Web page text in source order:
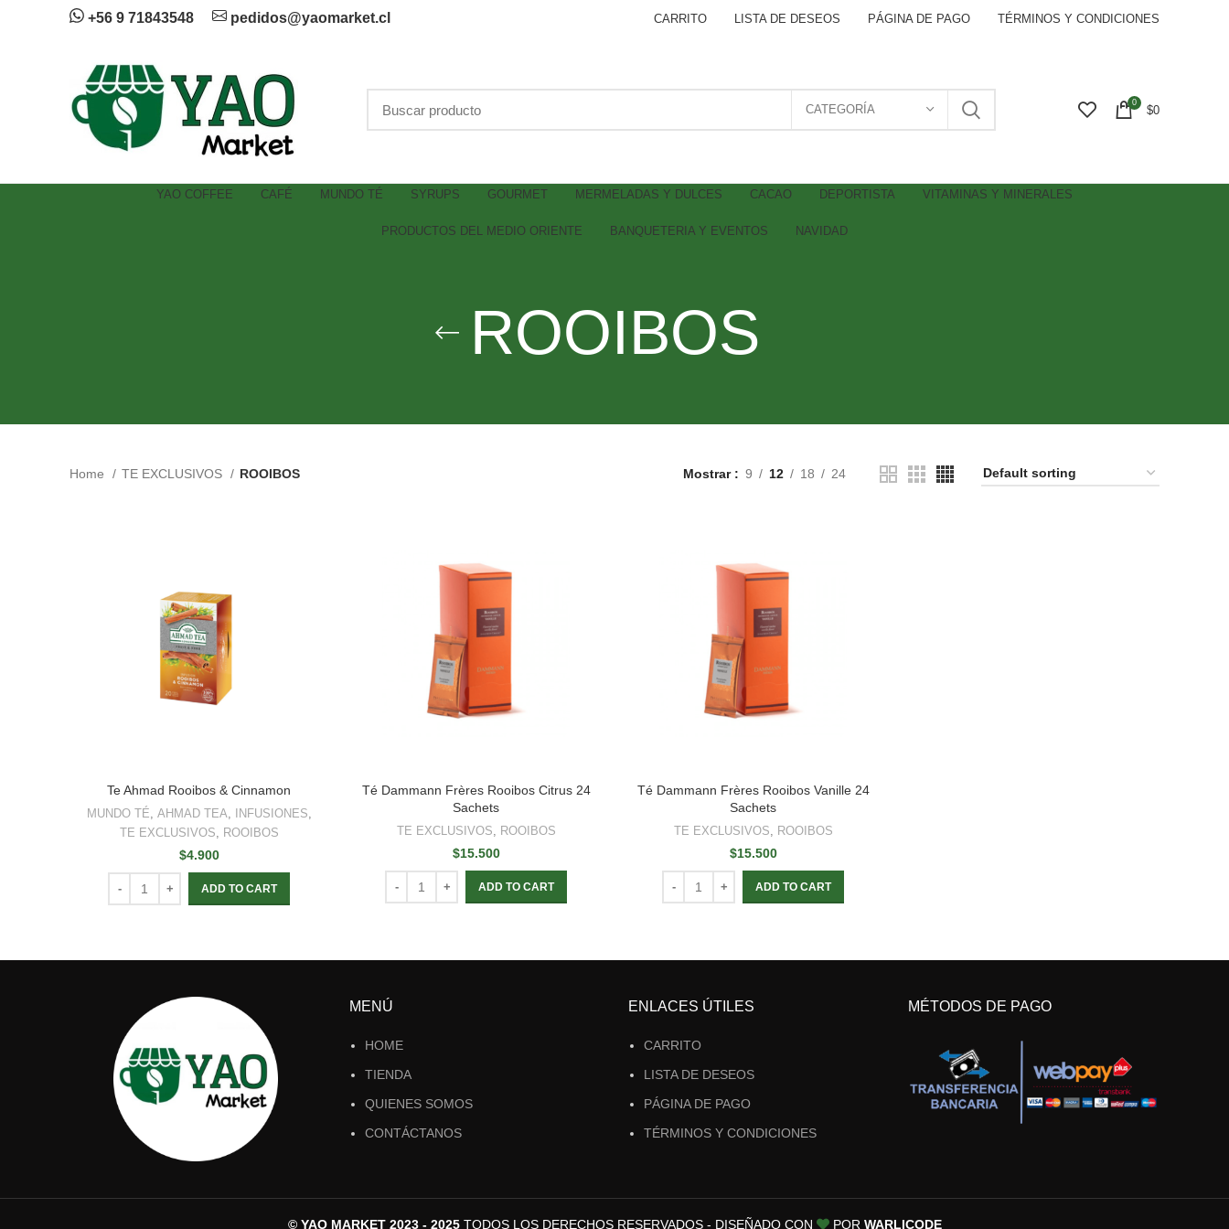
+56 9 71843548 pedidos@yaomarket.cl CARRITO LISTA DE DESEOS PÁGINA DE PAGO TÉRMINOS Y CONDICIONES
CATEGORÍA 0
$0
YAO COFFEE CAFÉ MUNDO TÉ SYRUPS GOURMET MERMELADAS Y DULCES CACAO DEPORTISTA VITAMINAS Y MINERALES
PRODUCTOS DEL MEDIO ORIENTE BANQUETERIA Y EVENTOS NAVIDAD
ROOIBOS
Home TE EXCLUSIVOS ROOIBOS Mostrar 9 12 18 24
Te Ahmad Rooibos & Cinnamon
MUNDO TÉ, AHMAD TEA, INFUSIONES,
TE EXCLUSIVOS, ROOIBOS
$4.900
ADD TO CART
Té Dammann Frères Rooibos Citrus 24
Sachets
TE EXCLUSIVOS, ROOIBOS
$15.500
ADD TO CART
Té Dammann Frères Rooibos Vanille 24
Sachets
TE EXCLUSIVOS, ROOIBOS
$15.500
ADD TO CART
MENÚ
HOME
TIENDA
QUIENES SOMOS
CONTÁCTANOS
ENLACES ÚTILES
CARRITO
LISTA DE DESEOS
PÁGINA DE PAGO
TÉRMINOS Y CONDICIONES
MÉTODOS DE PAGO
© YAO MARKET 2023 - 2025TODOS LOS DERECHOS RESERVADOS - DISEÑADO CON POR WARLICODE